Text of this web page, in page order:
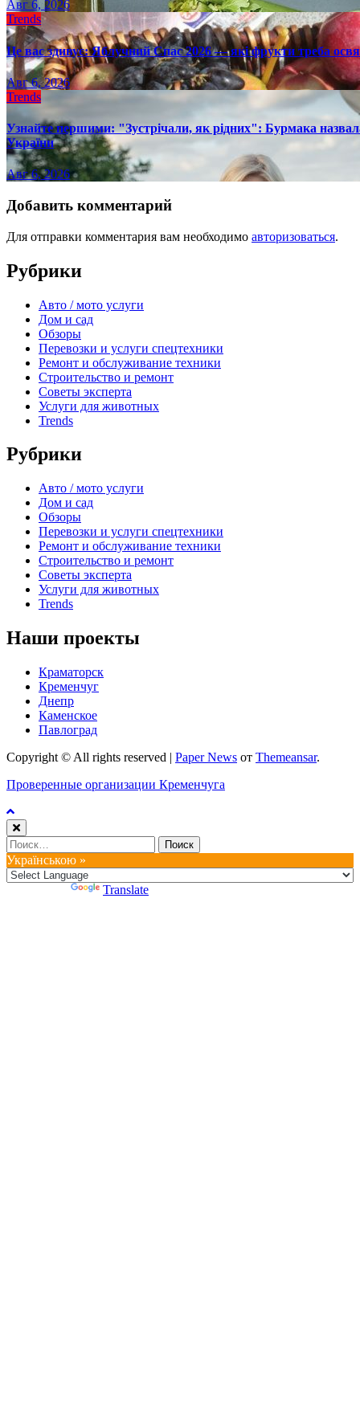
Авг 6, 2026
Trends
Це вас здивує: Яблучний Спас 2026 — які фрукти треба
Авг 6, 2026
Trends
Узнайте першими: "Зустрічали, як рідних": Бурмака
України
Авг 6, 2026
Добавить комментарий
Для отправки комментария вам необходимо авторизоваться.
Рубрики
Авто / мото услуги
Дом и сад
Обзоры
Перевозки и услуги спецтехники
Ремонт и обслуживание техники
Строительство и ремонт
Советы эксперта
Услуги для животных
Trends
Рубрики
Авто / мото услуги
Дом и сад
Обзоры
Перевозки и услуги спецтехники
Ремонт и обслуживание техники
Строительство и ремонт
Советы эксперта
Услуги для животных
Trends
Наши проекты
Краматорск
Кременчуг
Днепр
Каменское
Павлоград
Copyright © All rights reserved | Paper News от Themeansar.
Проверенные организации Кременчуга
Найти:
Українською »
Translate